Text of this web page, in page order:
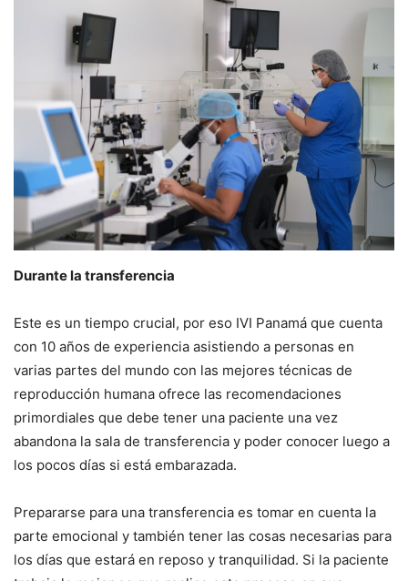
Durantela transferencia
Este es un tiempo crucial, por eso IVI Panamá que cuenta
con 10 años de experiencia asistiendo a personas en
varias partes del mundo con las mejores técnicas de
reproducción humana ofrece las recomendaciones
primordiales que debe tener una paciente una vez
abandona la sala de transferencia y poder conocer luego a
los pocos días si está embarazada.
Prepararse para una transferencia es tomar en cuenta la
parte emocional y también tener las cosas necesarias para
los días que estará en reposo y tranquilidad. Si la paciente